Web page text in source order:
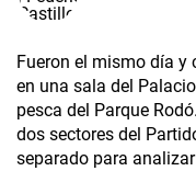
Fueron el mismo día y
en una sala del
pesca del Parque
dos sectores del
separado para